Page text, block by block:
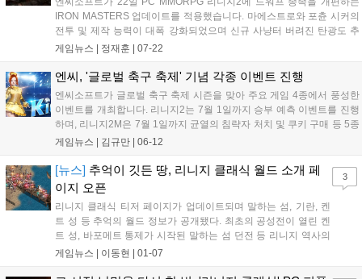
IRON MASTERS 업데이트를 적용했습니다. 마에스트로와 포츈 시커의
전투 및 제작 능력이 대폭 강화되었으며 신규 사냥터 버려진 탄광도 추
가됐습니다. 8월 5일까지 클래스 체인지 이벤트가, 8월 12일까지는 성장
트로 드워프의 정체성인 제작과 경제 콘텐츠의 활용도가 크게 높아질 전
망입니다....
게임뉴스 | 정재훈 07-22
엔씨, '글로벌 축구 축제' 기념 각종 이벤트 진행
엔씨소프트가 글로벌 축구 축제 시즌을 맞아 주요 게임 4종에서 풍성한
이벤트를 개최합니다. 리니지2는 7월 1일까지 승부 예측 이벤트를 진행
하며, 리니지2M은 7월 1일까지 균열의 침략자 처치 및 쿠키 구매 등 5종
의 행사를 엽니다. 리니지W는 6월 24일까지 축구공 아이템을 통해 보상
공합니다. 각 게임별로 다양한 보상이 준비되어 있으니 기간 내 참여해
즐기시길 바랍니다....
게임뉴스 | 김규만 06-12
[뉴스] 추억이 깃든 땅, 리니지 클래식 월드 소개 페
이지 오픈
리니지 클래식 티저 페이지가 업데이트되며 말하는 섬, 기란, 켄
트 성 등 추억의 월드 정보가 공개됐다. 최초의 공성전이 열린 켄
트 성, 바포메트 통제가 시작된 말하는 섬 던전 등 리니지 역사의
주요 순간들을 담아 팬들의 향수를 자극하며 기대감을 높인다....
게임뉴스 | 이동현 01-07
3